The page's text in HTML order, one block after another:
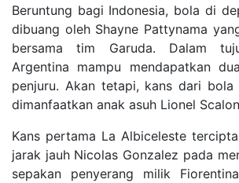
Beruntung bagi Indonesia, bola di
dibuang oleh Shayne Pattynama
bersama tim Garuda. Dalam
Argentina mampu mendapatkan
penjuru. Akan tetapi, kans dari
dimanfaatkan anak asuh Lionel
Kans pertama La Albiceleste
jarak jauh Nicolas Gonzalez pada
sepakan penyerang milik